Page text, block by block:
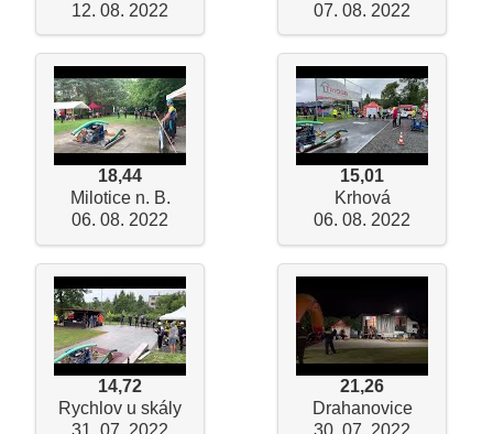
12. 08. 2022
07. 08. 2022
18,44
Milotice n. B.
06. 08. 2022
15,01
Krhová
06. 08. 2022
14,72
Rychlov u skály
31. 07. 2022
21,26
Drahanovice
30. 07. 2022